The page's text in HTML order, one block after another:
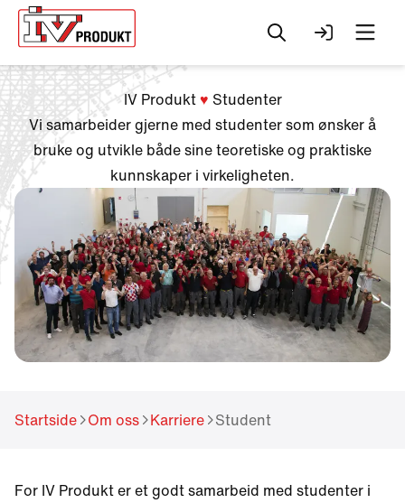
Change to
English?
different language.
Want to change?
Søk Logg inn
IV Produkt♥ Studenter
Vi samarbeider gjerne med studenter som ønsker å
bruke og utvikle både sine teoretiske og praktiske
kunnskaper i virkeligheten.
Startside Om oss Karriere Student
For IV Produkt er et godt samarbeid med studenter i